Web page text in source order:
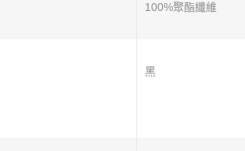
100%聚酯纖維
黑